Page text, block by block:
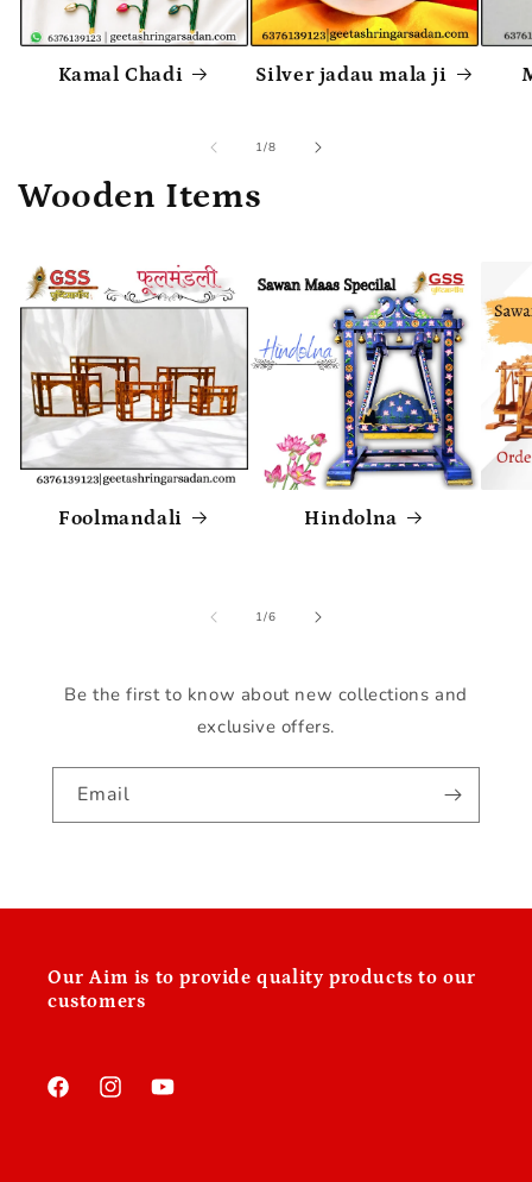
Kamal Chadi Silver jadau mala ji
1/of
8
Wooden Items
Foolmandali Hindolna
1/of
6
Be the first to know about new collections and
exclusive offers.
Email
Our Aim is to provide quality products to our
customers
FacebookInstagramYouTube